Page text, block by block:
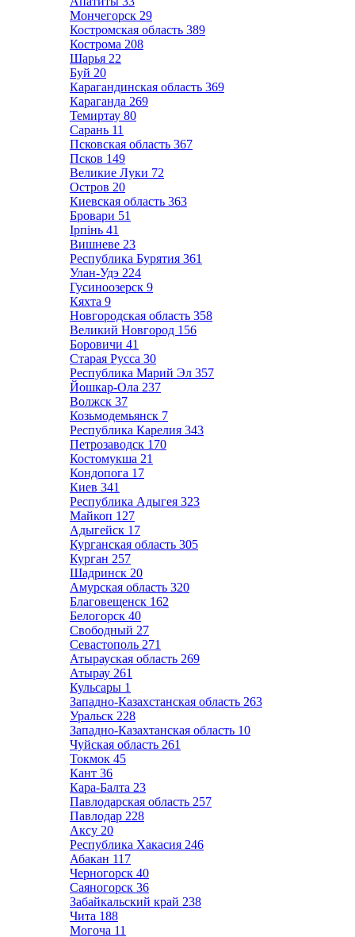
Мончегорск 29
Костромская область 389
Кострома 208
Шарья 22
Буй 20
Карагандинская область 369
Караганда 269
Темиртау 80
Сарань 11
Псковская область 367
Псков 149
Великие Луки 72
Остров 20
Киевская область 363
Бровари 51
Ірпінь 41
Вишневе 23
Республика Бурятия 361
Улан-Удэ 224
Гусиноозерск 9
Кяхта 9
Новгородская область 358
Великий Новгород 156
Боровичи 41
Старая Русса 30
Республика Марий Эл 357
Йошкар-Ола 237
Волжск 37
Козьмодемьянск 7
Республика Карелия 343
Петрозаводск 170
Костомукша 21
Кондопога 17
Киев 341
Республика Адыгея 323
Майкоп 127
Адыгейск 17
Курганская область 305
Курган 257
Шадринск 20
Амурская область 320
Благовещенск 162
Белогорск 40
Свободный 27
Севастополь 271
Атырауская область 269
Атырау 261
Кульсары 1
Западно-Казахстанская область 263
Уральск 228
Западно-Казахтанская область 10
Чуйская область 261
Токмок 45
Кант 36
Кара-Балта 23
Павлодарская область 257
Павлодар 228
Аксу 20
Республика Хакасия 246
Абакан 117
Черногорск 40
Саяногорск 36
Забайкальский край 238
Чита 188
Могоча 11